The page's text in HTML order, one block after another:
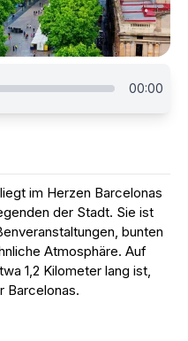
00:00
im Herzen Barcelonas
der Stadt. Sie ist
bunten
Atmosphäre. Auf
1,2 Kilometer lang ist,
Barcelonas.